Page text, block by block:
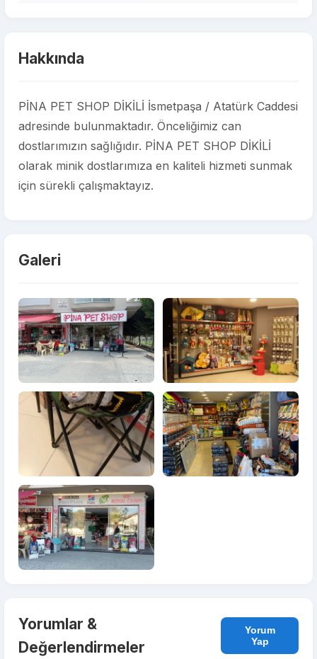
Hakkında
PİNA PET SHOP DİKİLİ İsmetpaşa / Atatürk Caddesi
adresinde bulunmaktadır. Önceliğimiz can
dostlarımızın sağlığıdır. PİNA PET SHOP DİKİLİ
olarak minik dostlarımıza en kaliteli hizmeti sunmak
için sürekli çalışmaktayız.
Galeri
Yorumlar &
Değerlendirmeler
Yorum
Yap